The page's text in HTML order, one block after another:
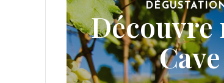
Découvre
Cave